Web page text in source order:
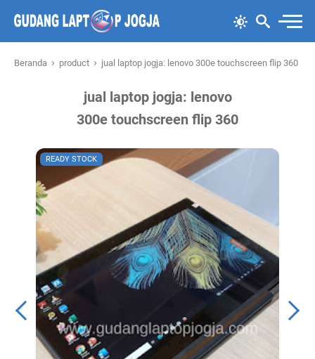
Beranda › product › jual laptop jogja: lenovo 300e touchscreen flip 360
jual laptop jogja: lenovo
300e touchscreen flip 360
READY STOCK